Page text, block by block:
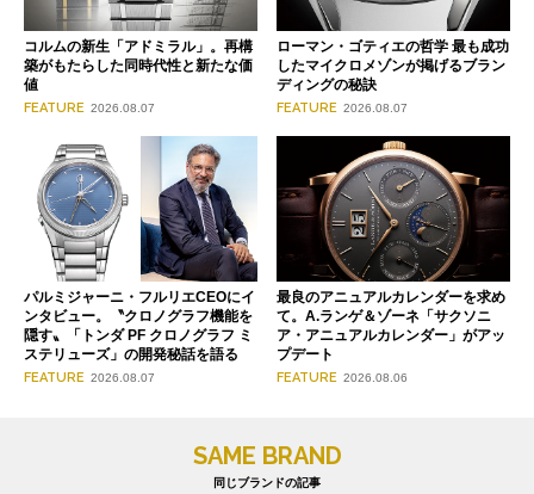
コルムの新生「アドミラル」。再構
築がもたらした同時代性と新たな価
値
FEATURE 2026.08.07
ローマン・ゴティエの哲学 最も成功
したマイクロメゾンが掲げるブラン
ディングの秘訣
FEATURE 2026.08.07
パルミジャーニ・フルリエCEOにイ
ンタビュー。〝クロノグラフ機能を
隠す〟「トンダ PF クロノグラフ ミ
ステリューズ」の開発秘話を語る
FEATURE 2026.08.07
最良のアニュアルカレンダーを求め
て。A.ランゲ＆ゾーネ「サクソニ
ア・アニュアルカレンダー」がアッ
プデート
FEATURE 2026.08.06
SAME BRAND
同じブランドの記事